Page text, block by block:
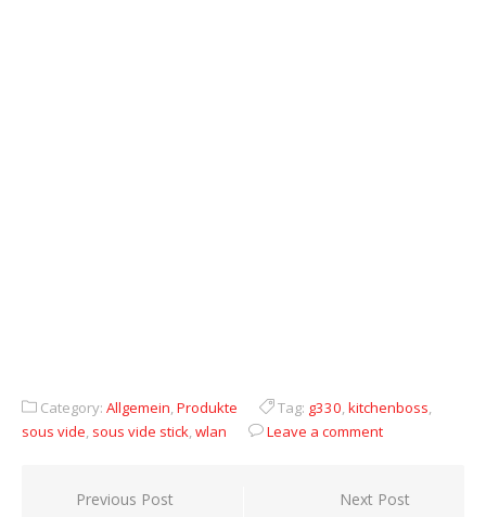
Category: Allgemein Produkte Tag: g330 kitchenboss
sous vide sous vide stick wlan Leave a comment
Beitragsnavigation
Previous Post Next Post